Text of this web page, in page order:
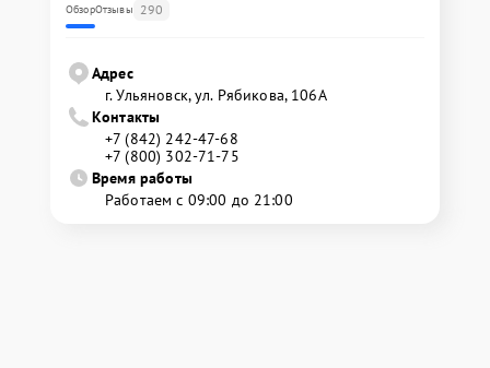
ОбзорОтзывы 290
Адрес
г. Ульяновск, ул. Рябикова, 106А
Контакты
+7 (842) 242-47-68
+7 (800) 302-71-75
Время работы
Работаем с 09:00 до 21:00